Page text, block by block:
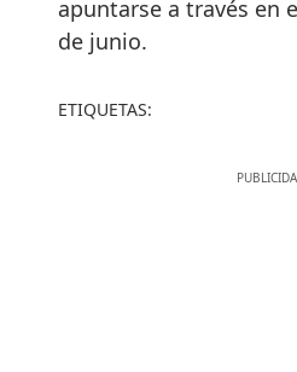
apuntarse a través en
de junio.
ETIQUETAS: